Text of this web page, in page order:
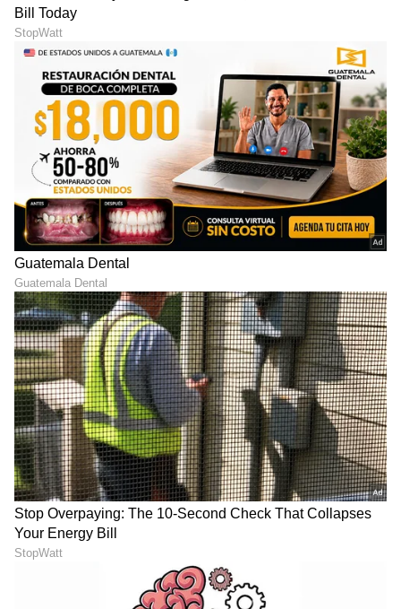
DOWNLOAD APP
RECOMMENDED STORIES
ಜ್ಯೋತಿಷ್ಯ ಶಾಸ್ತ್ರ: ವಾರದ 7
ದಿನಗಳಲ್ಲಿ ಈ ತಪ್ಪು ಮಾಡಬೇಡಿ!
ಯಾವ ದಿನ ಏನು ಮಾಡಬಾರದು?
ಇಲ್ಲಿದೆ ಪೂರ್ಣ ವಿವರ
ಹಂಸ ರಾಜಯೋಗ: ಕರ್ಕಾಟಕದಲ್ಲಿ
ಗುರು ಉದಯ, ಆಗಸ್ಟ್ 10ರ
ನಂತರ 4 ರಾಶಿಗಳಿಗೆ ಹಣವೋ
ಹಣ!
ಶನಿ ದೃಷ್ಟಿಯಲ್ಲಿ ಅತ್ಯಂತ ಮಹಾ
ಬದಲಾವಣೆ; 5 ರಾಶಿಗೆ ಇನ್ಮುಂದೆ